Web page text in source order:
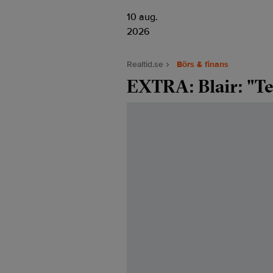
10 aug.
2026
Realtid.se Börs & finans
EXTRA: Blair: